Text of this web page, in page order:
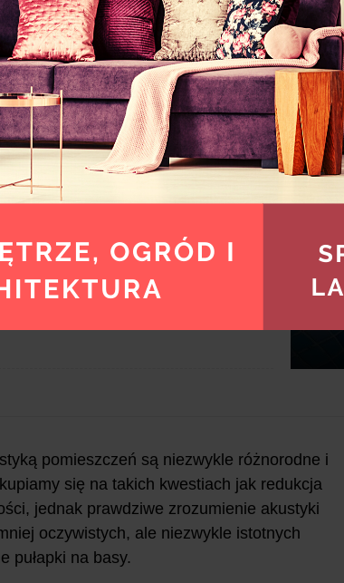
pomieszczeń są niezwykle różnorodne i
się na takich kwestiach jak redukcja
jednak prawdziwe zrozumienie akustyki
oczywistych, ale niezwykle istotnych
pułapki na basy.